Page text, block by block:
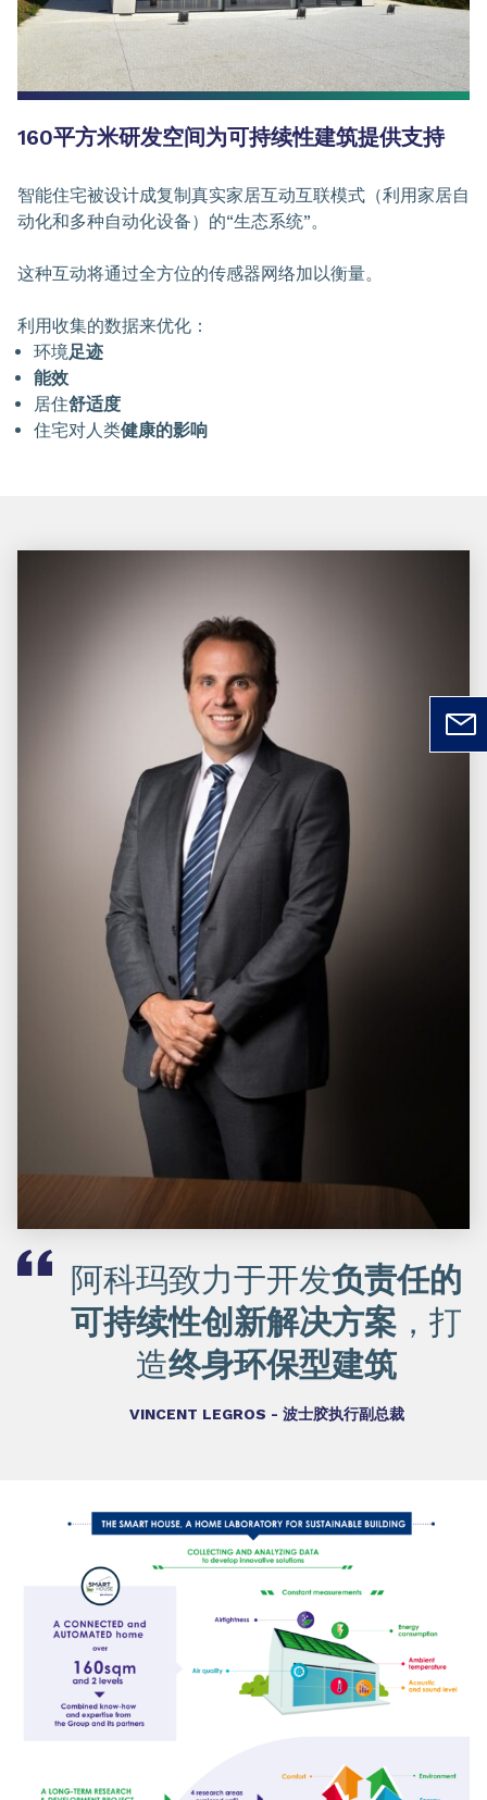
160平方米研发空间为可持续性建筑提供支持
智能住宅被设计成复制真实家居互动互联模式（利用家居自
动化和多种自动化设备）的“生态系统”。
这种互动将通过全方位的传感器网络加以衡量。
利用收集的数据来优化：
环境足迹
能效
居住舒适度
住宅对人类健康的影响
阿科玛致力于开发负责任的
可持续性创新解决方案 ，打
造终身环保型建筑
VINCENT LEGROS - 波士胶执行副总裁